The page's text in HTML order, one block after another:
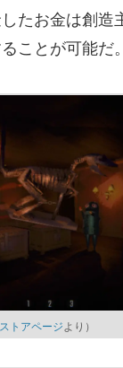
たお金は創造
ことが可能だ。
トアページより）